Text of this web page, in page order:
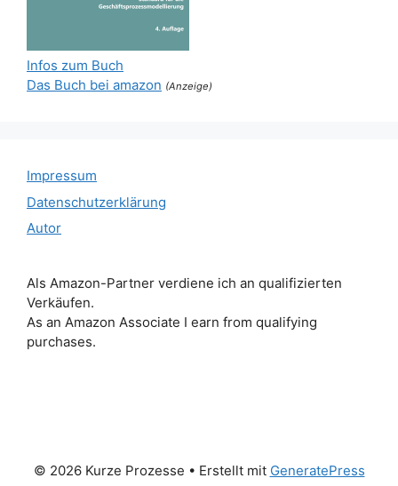
Infos zum Buch
Das Buch bei amazon (Anzeige)
Impressum
Datenschutzerklärung
Autor
Als Amazon-Partner verdiene ich an qualifizierten
Verkäufen.
As an Amazon Associate I earn from qualifying
purchases.
© 2026 Kurze Prozesse • Erstellt mit GeneratePress